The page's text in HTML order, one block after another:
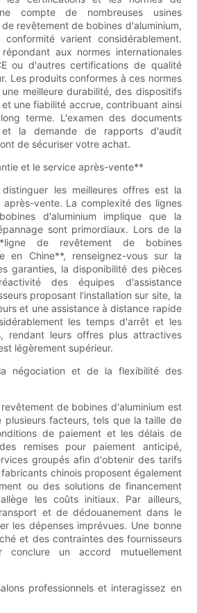
compte de nombreuses usines
revêtement de bobines d'aluminium,
varient considérablement.
aux normes internationales
ou d'autres certifications de qualité
Les produits conformes à ces normes
meilleure durabilité, des dispositifs
une fiabilité accrue, contribuant ainsi
terme. L'examen des documents
et la demande de rapports d'audit
de sécuriser votre achat.
et le service après-vente**
les meilleures offres est la
vente. La complexité des lignes
d'aluminium implique que la
sont primordiaux. Lors de la
de revêtement de bobines
en Chine**, renseignez-vous sur la
garanties, la disponibilité des pièces
des équipes d'assistance
proposant l'installation sur site, la
et une assistance à distance rapide
les temps d'arrêt et les
rendant leurs offres plus attractives
légèrement supérieur.
négociation et de la flexibilité des
de bobines d'aluminium est
facteurs, tels que la taille de
de paiement et les délais de
remises pour paiement anticipé,
groupés afin d'obtenir des tarifs
chinois proposent également
ou des solutions de financement
les coûts initiaux. Par ailleurs,
et de dédouanement dans le
les dépenses imprévues. Une bonne
et des contraintes des fournisseurs
conclure un accord mutuellement
professionnels et interagissez en